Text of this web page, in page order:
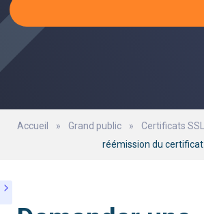
Accueil » Grand public » Certificats SSL
réémission du certificat